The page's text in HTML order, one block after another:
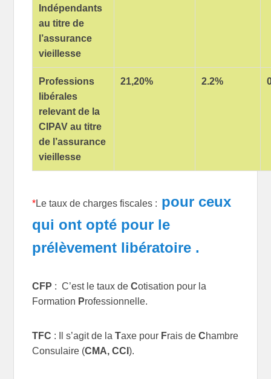
Indépendants
au titre de
l’assurance
vieillesse
Professions
libérales
relevant de la
CIPAV au titre
de l’assurance
vieillesse
21,20% 2.2%
*Le taux de charges fiscales : pour ceux
qui ont opté pour le
prélèvement libératoire .
CFP : C’est le taux deCotisation pour la
Formation Professionnelle.
TFC : Il s’agit de laTaxe pour Frais deChambre
Consulaire (CMA, CCI).